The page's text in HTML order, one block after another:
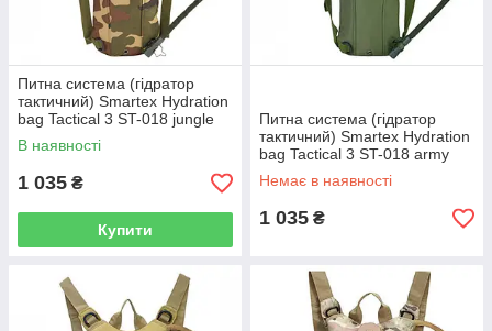
Питна система (гідратор
тактичний) Smartex Hydration
bag Tactical 3 ST-018 jungle
camouflage
В наявності
1 035 ₴
Купити
Питна система (гідратор
тактичний) Smartex Hydration
bag Tactical 3 ST-018 army
green
Немає в наявності
1 035 ₴